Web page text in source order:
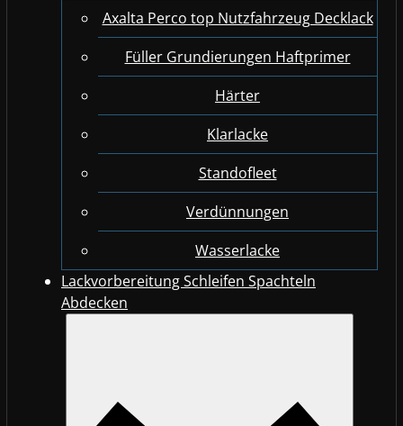
Axalta Perco top Nutzfahrzeug Decklack
Füller Grundierungen Haftprimer
Härter
Klarlacke
Standofleet
Verdünnungen
Wasserlacke
Lackvorbereitung Schleifen Spachteln
Abdecken